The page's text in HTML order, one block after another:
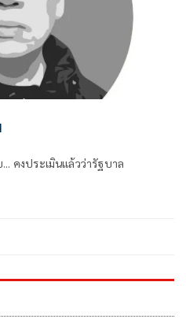
คงประเมินแล้วว่ารัฐบาล